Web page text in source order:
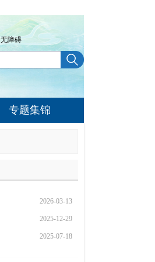
无障碍
专题集锦
2026-03-13
2025-12-29
2025-07-18